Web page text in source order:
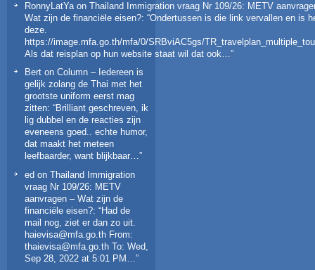
RonnyLatYaon Thailand Immigration vraag Nr 109/26: METV
Wat zijn de financiële eisen?: “Ondertussen is die link vervallen en is
deze.
https://image.mfa.go.th/mfa/0/SRBviAC5gs/
Als dat reisplan op hun website staat wil dat ook…”
Bert on Column – Iedereen is
gelijk zolang de Thai met het
grootste uniform eerst mag
zitten: “Brilliant geschreven, ik
lig dubbel en de reacties zijn
eveneens goed.. echte humor,
dat maakt het meteen
leefbaarder, want blijkbaar…”
ed on Thailand Immigration
vraag Nr 109/26: METV
aanvragen – Wat zijn de
financiële eisen?: “Had de
mail nog, ziet er dan zo uit.
haievisa@mfa.go.th From:
thaievisa@mfa.go.th To: Wed,
Sep 28, 2022 at 5:01 PM… ”